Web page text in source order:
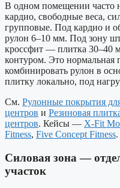
В одном помещении часто
кардио, свободные веса,
групповые. Под кардио и
рулон 6–10 мм. Под зону
кроссфит — плитка 30–40
контуром. Это нормальная
комбинировать рулон в
плитку локально, под
См. Рулонные покрытия
центров и Резиновая
центров. Кейсы — X-Fit
Fitness, Five Concept Fitness.
Силовая зона —
участок